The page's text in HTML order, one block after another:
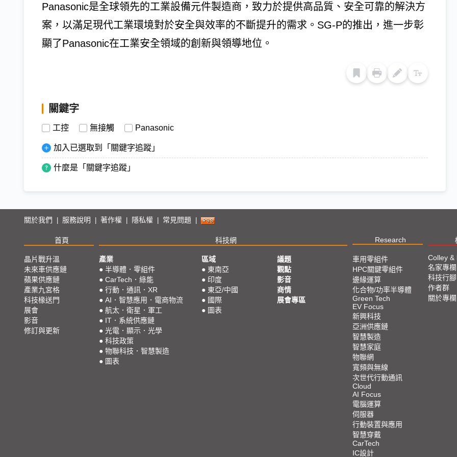
Panasonic是全球領先的工業設備元件製造商，致力於提供高品質、安全可靠的解決方
案，以滿足現代工業環境對於安全與效率的不斷提升的需求。SG-P的推出，進一步彰
顯了Panasonic在工業安全領域的創新與領導地位。
關鍵字
工控 無接觸 Panasonic
加入已選取到「關鍵字追蹤」
什麼是「關鍵字追蹤」
關於我們 服務說明 著作權 隱私權 常見問題
首頁 科技網 Research
晶片戰升溫
未來車供應鏈
蘋果供應鏈
產業九宮格
科技椽送門
展會
影音
修訂與更新
產業
● 半導體．零組件
● CarTech．綠能
● 行動．通訊．XR
● AI．智慧應用．電商物流
● 航太．衛星．軍工
● IT．系統供應鏈
● 光電．顯示．光學
● 科技政策
● 物聯科技．智慧製造
● 圖表
區域
● 東南亞
● 印度
● 東亞/中國
● 國際
● 圖表
議題
觀點
影音
商情
展會專區
車用零組件
HPC關鍵零組件
邊緣運算
化合物/功率半導體
Green Tech
EV Focus
新興科技
亞洲供應鏈
智慧製造
智慧家庭
物聯網
寬頻與無線
次世代行動通訊
Cloud
AI Focus
電腦運算
伺服器
行動裝置與應用
智慧穿戴
CarTech
IC設計
Colley &
名家專欄
科技行腳
作者群
關於專欄